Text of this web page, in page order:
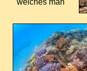
welches man